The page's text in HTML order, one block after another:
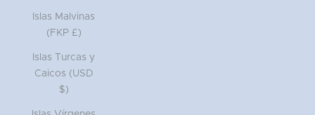
Islas Malvinas
(FKP £)
Islas Turcas y
Caicos (USD
$)